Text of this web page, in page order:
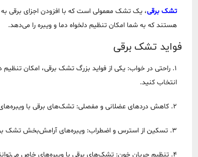
تشک برقی، یک تشک معمولی است که با افزودن اجزای برقی
هستند که به شما امکان تنظیم دلخواه دما و ویبره را می‌دهد.
فواید تشک برقی
1. راحتی در خواب: یکی از فواید بزرگ تشک برقی، امکان
انتخاب کنید.
2. کاهش دردهای عضلانی و مفصلی: تشک‌های برقی با ویبره‌های خاص خود می‌توانند به تسکین دردهای عضلانی و مفصلی کمک کنند.
3. تسکین از استرس و اضطراب: ویبره‌های آرامش‌بخش تشک برقی می‌توانند به کاهش استرس و اضطراب کمک کنند و به شما کمک کنند خواب بهتری داشته باشید.
4. تنظیم جریان خون: تشک‌های برقی با ویبره‌های خاص می‌توانند به بهبود جریان خون در بدن کمک کنند.